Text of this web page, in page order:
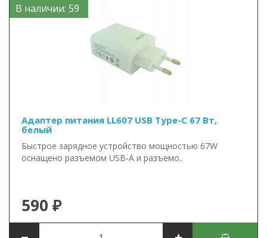
В наличии: 59
Адаптер питания LL607 USB Type-C 67 Вт,
белый
Быстрое зарядное устройство мощностью 67W
оснащено разъемом USB-А и разъемо..
590 ₽